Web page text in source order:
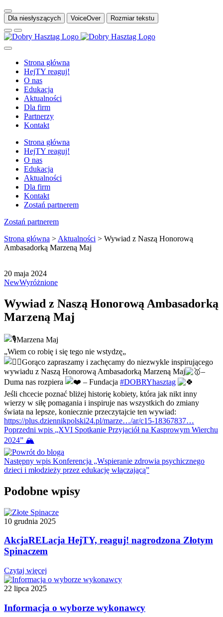
Pomiń
do
treści
Dla niesłyszących VoiceOver Rozmiar tekstu
Strona główna
HejTY reaguj!
O nas
Edukacja
Aktualności
Dla firm
Partnerzy
Kontakt
Strona główna
HejTY reaguj!
O nas
Edukacja
Aktualności
Dla firm
Kontakt
Zostań partnerem
Zostań partnerem
Strona główna > Aktualności > Wywiad z Naszą Honorową
Ambasadorką Marzeną Maj
20 maja 2024
NewWyróżnione
Wywiad z Naszą Honorową Ambasadorką
Marzeną Maj
Marzena Maj
„Wiem co robię i się tego nie wstydzę„
Gorąco zapraszamy i zachęcamy do niezwykle inspirującego
wywiadu z Naszą Honorową Ambasadorką Marzeną Maj
–
Duma nas rozpiera
– Fundacja #DOBRYhasztag
Jeśli chcecie poznać bliżej historię kobiety, która jak nikt inny
wierzy w siłę pomagania i inspiruje nas wszystkich do zmiany
świata na lepsze, koniecznie przeczytajcie ten wywiad:
https://plus.dziennikpolski24.pl/marze…/ar/c15-18367837…
Poprzedni wpis „XVI Spotkanie Przyjaciół na Kasprowym Wierchu
2024” 🏔️
Następny wpis Konferencja „Wspieranie zdrowia psychicznego
dzieci i młodzieży przez edukację włączającą”
Podobne wpisy
10 grudnia 2025
AkcjaRELacja HejTY, reaguj! nagrodzona Złotym
Spinaczem
Czytaj więcej
22 lipca 2025
Informacja o wyborze wykonawcy